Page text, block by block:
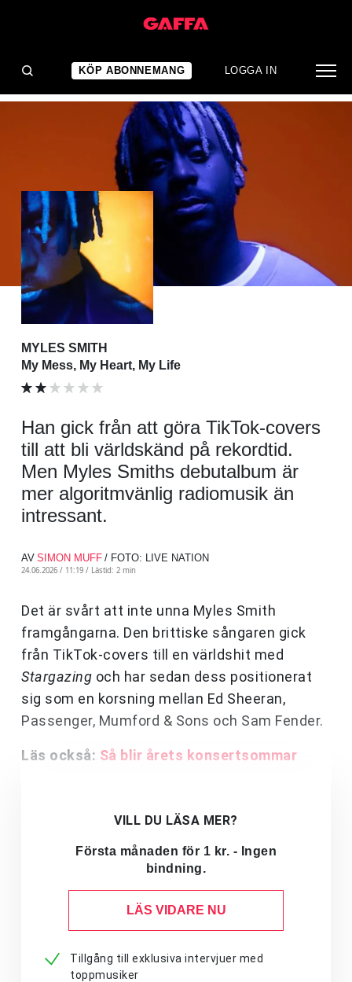
KÖP ABONNEMANG LOGGA IN
ALBUMRECENSION
Stor röst, svaga låtar
MYLES SMITH
My Mess, My Heart, My Life
Han gick från att göra TikTok-covers
till att bli världskänd på rekordtid.
Men Myles Smiths debutalbum är
mer algoritmvänlig radiomusik än
intressant.
AV SIMON MUFF / FOTO: LIVE NATION
24.06.2026 / 11:19 / Lästid: 2 min
Det är svårt att inte unna Myles Smith
framgångarna. Den brittiske sångaren gick
från TikTok-covers till en världshit med
Stargazing och har sedan dess positionerat
sig som en korsning mellan Ed Sheeran,
Passenger, Mumford & Sons och Sam Fender.
Läs också: Så blir årets konsertsommar
VILL DU LÄSA MER?
Första månaden för 1 kr. - Ingen
bindning.
LÄS VIDARE NU
Tillgång till exklusiva intervjuer med
toppmusiker